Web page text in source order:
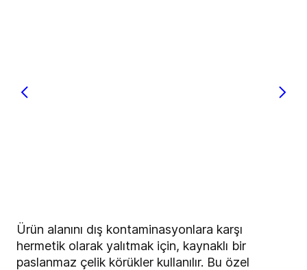
Ürün alanını dış kontaminasyonlara karşı
hermetik olarak yalıtmak için, kaynaklı bir
paslanmaz çelik körükler kullanılır. Bu özel